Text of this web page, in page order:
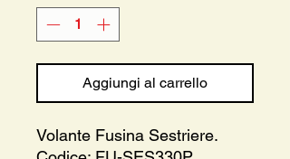
Aggiungi al carrello
Volante Fusina Sestriere.